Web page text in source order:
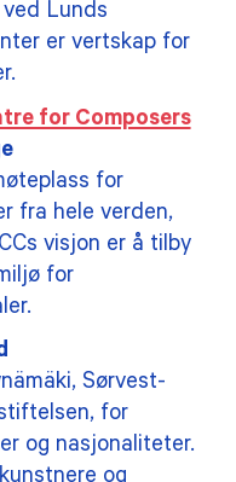
Lunds
er vertskap for
for Composers
for
fra hele verden,
visjon er å tilby
for
Sørvest-
for
og nasjonaliteter.